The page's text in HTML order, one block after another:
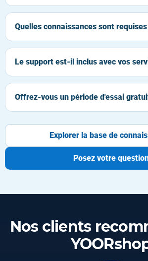
Quelles connaissances sont requises
Le support est-il inclus avec vos
Offrez-vous un période d'essai
Explorer la base de
Posez votre
Nos clients